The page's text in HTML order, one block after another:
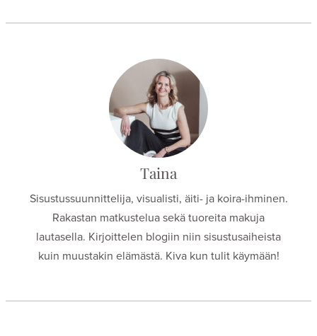
Taina
Sisustussuunnittelija, visualisti, äiti- ja koira-ihminen.
Rakastan matkustelua sekä tuoreita makuja
lautasella. Kirjoittelen blogiin niin sisustusaiheista
kuin muustakin elämästä. Kiva kun tulit käymään!